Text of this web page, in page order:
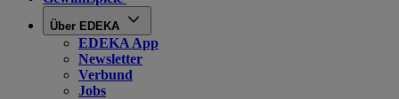
Über EDEKA
EDEKA App
Newsletter
Verbund
Jobs